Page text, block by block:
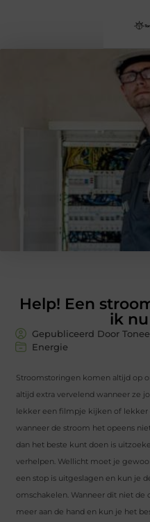
Help! Een
ik
Gepubliceerd Door
Energie
Stroomstoringen komen altijd op
altijd extra vervelend wanneer ze
lekker een filmpje kijken of
wanneer de stroom het opeens
dan het beste kunt doen is
verhelpen. Wellicht moet je
een stop is uitgeslagen en kun je
omschakelen. Wanneer dit niet de
meer aan de hand en kun je het